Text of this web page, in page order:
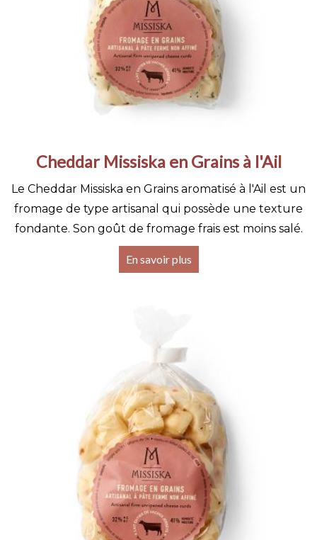
Cheddar Missiska en Grains à l'Ail
Le Cheddar Missiska en Grains aromatisé à l'Ail est un
fromage de type artisanal qui possède une texture
fondante. Son goût de fromage frais est moins salé.
En savoir plus